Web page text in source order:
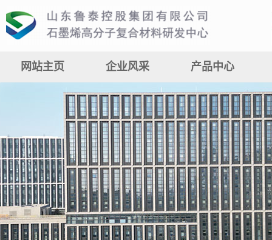
网站主页 企业风采 产品中心